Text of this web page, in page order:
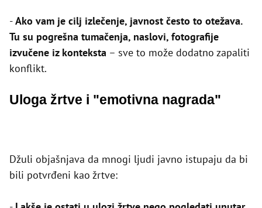
-Ako vam je cilj izlečenje, javnost često to otežava.
Tu su pogrešna tumačenja, naslovi, fotografije
izvučene iz konteksta – sve to može dodatno zapaliti
konflikt.
Uloga žrtve i "emotivna nagrada"
Džuli objašnjava da mnogi ljudi javno istupaju da bi
bili potvrđeni kao žrtve: